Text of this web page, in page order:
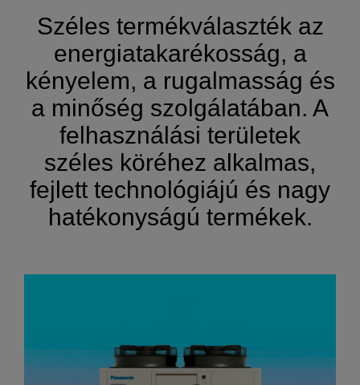
Széles termékválaszték az
energiatakarékosság, a
kényelem, a rugalmasság és
a minőség szolgálatában. A
felhasználási területek
széles köréhez alkalmas,
fejlett technológiájú és nagy
hatékonyságú termékek.